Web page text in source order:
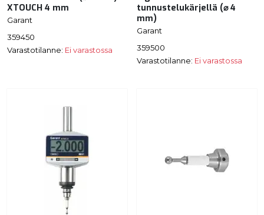
XTOUCH 4 mm
Garant
359450
Varastotilanne: Ei varastossa
tunnustelukärjellä (⌀ 4
mm)
Garant
359500
Varastotilanne: Ei varastossa